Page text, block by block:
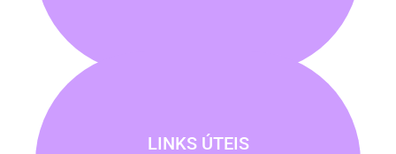
LINKS ÚTEIS